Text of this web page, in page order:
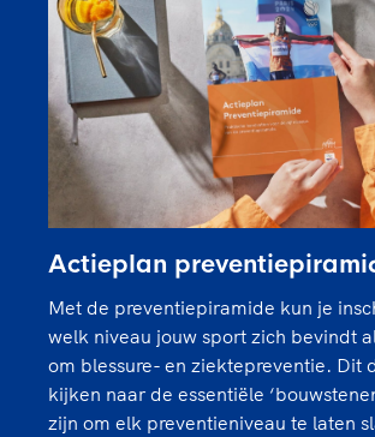
Actieplan
Met de preventiepiramide kun je
welk niveau jouw sport zich bevindt
om blessure- en ziektepreventie. Dit
kijken naar de essentiële
zijn om elk preventieniveau te laten